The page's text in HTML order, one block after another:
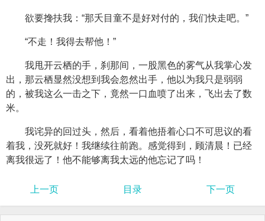
欲要搀扶我：“那夭目童不是好对付的，我们快走吧。”
“不走！我得去帮他！”
我甩开云栖的手，刹那间，一股黑色的雾气从我掌心发
出，那云栖显然没想到我会忽然出手，他以为我只是弱弱
的，被我这么一击之下，竟然一口血喷了出来，飞出去了数
米。
我诧异的回过头，然后，看着他捂着心口不可思议的看
着我，没死就好！我继续往前跑。感觉得到，顾清晨！已经
离我很远了！他不能够离我太远的他忘记了吗！
上一页 目录 下一页